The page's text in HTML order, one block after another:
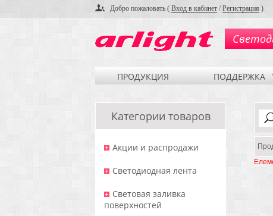
Добро пожаловать ( Вход в кабинет /Регистрация )
ПРОДУКЦИЯ ПОДДЕРЖКА
Категории товаров
Акции и распродажи
Светодиодная лента
Световая заливка
поверхностей